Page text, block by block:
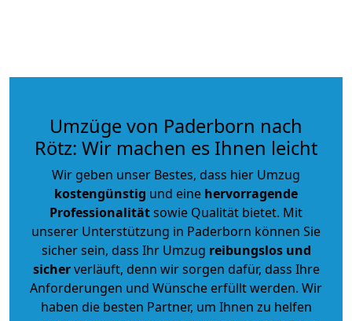
Umzüge von Paderborn nach
Rötz: Wir machen es Ihnen leicht
Wir geben unser Bestes, dass hier Umzug
kostengünstig und eine hervorragende
Professionalitätsowie Qualität bietet. Mit
unserer Unterstützung in Paderborn können Sie
sicher sein, dass Ihr Umzug reibungslos und
sicherverläuft, denn wir sorgen dafür, dass Ihre
Anforderungen und Wünsche erfüllt werden. Wir
haben die besten Partner, um Ihnen zu helfen